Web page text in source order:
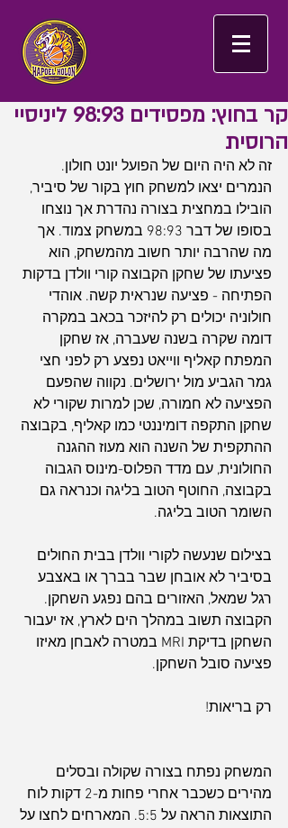
קר בחוץ: מפסידים 98:93 ליניסיי
הרוסית
זה לא היה היום של הפועל יונט חולון.
הנמרים יצאו למשחק חוץ בקור של סיביר,
הובילו במחצית בצורה נהדרת אך נוצחו
בסופו של דבר 98:93 במשחק צמוד. אך
מה שהרבה יותר חשוב מהמשחק, הוא
פציעתו של שחקן הקבוצה קורי וולדן בדקות
הפתיחה - פציעה שנראית קשה. אוהדי
חולוניה יכולים רק להיזכר בכאב במקרה
דומה שקרה בשנה שעברה, אז שחקן
המפתח קאליף ווייאט נפצע רק לפני חצי
גמר הגביע מול ירושלים. נקווה שהפעם
הפציעה לא חמורה, שכן למרות שקורי לא
שחקן התקפה דומיננטי כמו קאליף, בקבוצה
ההתקפית של השנה הוא מעוז ההגנה
החולונית, עם מדד הפלוס-מינוס הגבוה
בקבוצה, החוטף הטוב בליגה וכנראה גם
השומר הטוב בליגה.
בצילום שנעשה לקורי וולדן בבית החולים
בסיביר לא אובחן שבר בברך או באצבע
רגל שמאל, האזורים בהם נפגע השחקן.
הקבוצה תשוב במהלך הים לארץ, אז יעבור
השחקן בדיקת MRI במטרה לאבחן מאיזו
פציעה סובל השחקן.
רק בריאות!
המשחק נפתח בצורה שקולה ובסלים
מהירים כשכבר אחרי פחות מ-2 דקות לוח
התוצאות הראה על 5:5. המארחים לחצו על